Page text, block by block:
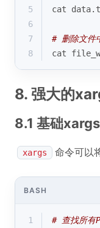
5
cat
6
7
# 删除文件
8
cat
8. 强大的
8.1 基础
xargs 命令可以
BASH
1
# 查找所有